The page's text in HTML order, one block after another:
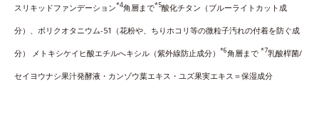
スリキッドファンデーション*4角層まで*5酸化チタン（ブルーライトカット成
分）、ボリクオタニウム-51（花粉や、ちりホコリ等の微粒子汚れの付着を防ぐ成
分） メトキシケイヒ酸エチルへキシル（紫外線防止成分） *6角層まで *7乳酸桿菌/
セイヨウナシ果汁発酵液・カンゾウ葉エキス・ユズ果実エキス＝保湿成分